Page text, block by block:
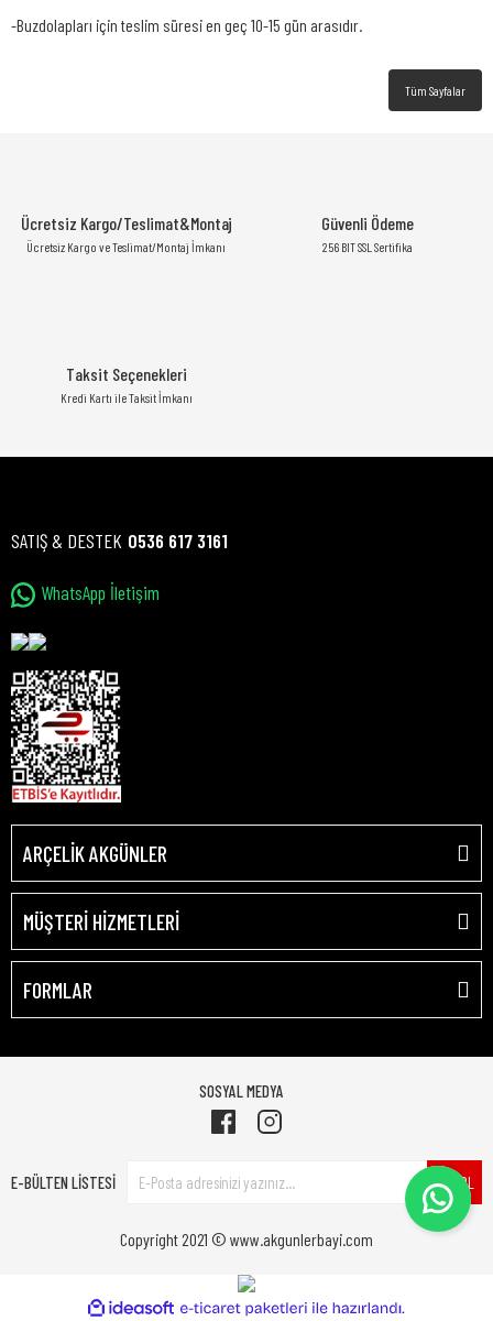
-Buzdolapları için teslim süresi en geç 10-15 gün arasıdır.
Tüm Sayfalar
Ücretsiz Kargo/Teslimat&Montaj
Ücretsiz Kargo ve Teslimat/Montaj İmkanı
Güvenli Ödeme
256 BIT SSL Sertifika
Taksit Seçenekleri
Kredi Kartı ile Taksit İmkanı
SATIŞ & DESTEK 0536 617 3161
WhatsApp İletişim
ARÇELİK AKGÜNLER
MÜŞTERİ HİZMETLERİ
FORMLAR
Copyright 2021 © www.akgunlerbayi.com
E-BÜLTEN LİSTESİ ÜYE OL
SOSYAL MEDYA
ideasoft
e-